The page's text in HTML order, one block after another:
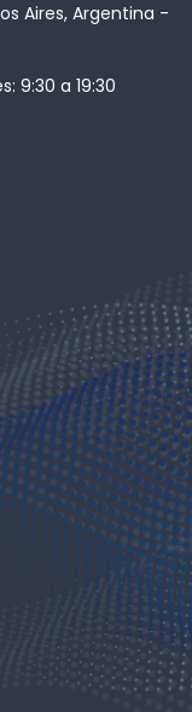
Aires, Argentina -
9:30 a 19:30